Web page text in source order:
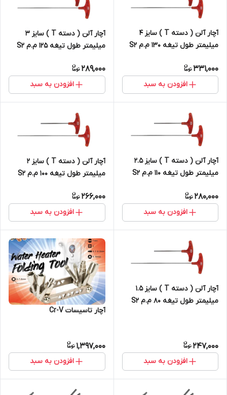
آچار آلن ( دسته T ) سایز 4
میلیمتر طول تیغه 130 م.م S2
331,000
افزودن به سبد
آچار آلن ( دسته T ) سایز 3
میلیمتر طول تیغه 125 م.م S2
289,000
افزودن به سبد
آچار آلن ( دسته T ) سایز 2.5
میلیمتر طول تیغه 110 م.م S2
280,000
افزودن به سبد
آچار آلن ( دسته T ) سایز 2
میلیمتر طول تیغه 100 م.م S2
266,000
افزودن به سبد
آچار آلن ( دسته T ) سایز 1.5
میلیمتر طول تیغه 80 م.م S2
247,000
افزودن به سبد
آچار تاسیسات Cr-V
1,397,000
افزودن به سبد